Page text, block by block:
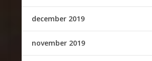
december 2019
november 2019